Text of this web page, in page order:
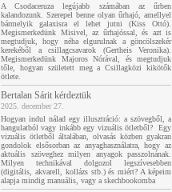
A Csodaceruza legújabb számában az űrben
kalandozunk. Szerepel benne olyan űrhajó, amellyel
bármelyik galaxisra el lehet jutni (Kiss Ottó).
Megismerkedünk Misivel, az űrhajóssal, és azt is
megtudjuk, hogy néha elgurulnak a göncölszekér
kerekéből a csillagcsavarok (Gertheis Veronika).
Megismerkedünk Majoros Nórával, és megtudjuk
tőle, hogyan született meg a Csillagközi kikötők
ötlete.
Bertalan Sárit kérdeztük
2025. december 27.
Hogyan indul nálad egy illusztráció: a szövegből, a
hangulatból vagy inkább egy vizuális ötletből? Egy
vizuális ötletből általában, olvasás közben gyakran
gondolok elsősorban az anyaghasználatra, hogy az
aktuális szöveghez milyen anyagok passzolnának.
Milyen technikával dolgozol legszívesebben
(digitális, akvarell, kollázs stb.) és miért? A képeim
alapja mindig manuális, vagy a skechbookomba